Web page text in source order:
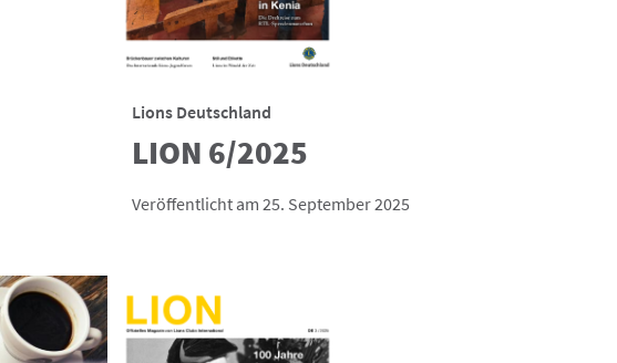
Lions Deutschland
LION 6/2025
Veröffentlicht am 25. September 2025